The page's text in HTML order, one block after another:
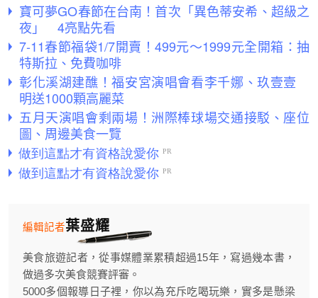
寶可夢GO春節在台南！首次「異色蒂安希、超級之
夜」 4亮點先看
7-11春節福袋1/7開賣！499元～1999元全開箱：抽
特斯拉、免費咖啡
彰化溪湖建醮！福安宮演唱會看李千娜、玖壹壹
明送1000顆高麗菜
五月天演唱會剩兩場！洲際棒球場交通接駁、座位
圖、周邊美食一覽
葉盛耀
編輯記者
美食旅遊記者，從事媒體業累積超過15年，寫過幾本書，
做過多次美食競賽評審。
5000多個報導日子裡，你以為充斥吃喝玩樂，實多是懸梁